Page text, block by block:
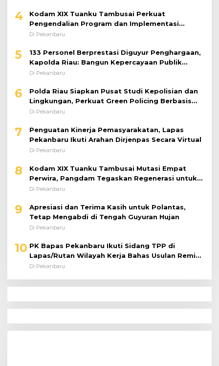
4
Kodam XIX Tuanku Tambusai Perkuat
Pengendalian Program dan Implementasi
Doktrin TNI AD
Di Pekanbaru
5
133 Personel Berprestasi Diguyur Penghargaan,
Kapolda Riau: Bangun Kepercayaan Publik
dengan Karya Nyata
Di Pekanbaru
6
Polda Riau Siapkan Pusat Studi Kepolisian dan
Lingkungan, Perkuat Green Policing Berbasis
Riset
Di Pekanbaru
7
Penguatan Kinerja Pemasyarakatan, Lapas
Pekanbaru Ikuti Arahan Dirjenpas Secara Virtual
Di Pekanbaru
8
Kodam XIX Tuanku Tambusai Mutasi Empat
Perwira, Pangdam Tegaskan Regenerasi untuk
Perkuat Kinerja Satuan
Di Pekanbaru
9
Apresiasi dan Terima Kasih untuk Polantas,
Tetap Mengabdi di Tengah Guyuran Hujan
Di Pekanbaru
10 PK Bapas Pekanbaru Ikuti Sidang TPP di
Lapas/Rutan Wilayah Kerja Bahas Usulan Remisi
Umum Jelang Hari Kemerdekaan
Di Pekanbaru